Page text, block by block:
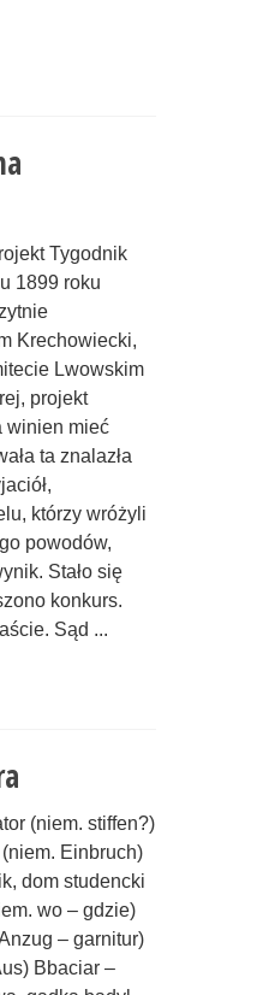
Tygodnik
1899 roku
Krechowiecki,
Lwowskim
projekt
winien mieć
ta znalazła
którzy wróżyli
powodów,
Stało się
konkurs.
Sąd ...
(niem. stiffen?)
Einbruch)
dom studencki
wo – gdzie)
– garnitur)
Bbaciar –